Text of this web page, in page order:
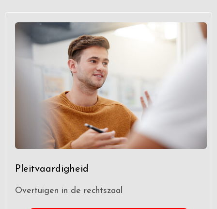
Pleitvaardigheid
Overtuigen in de rechtszaal